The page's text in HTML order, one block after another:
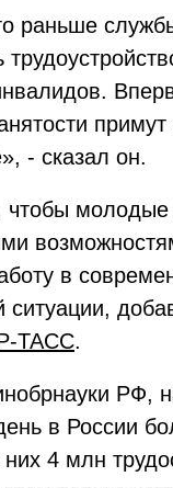
раньше
примут
- сказал он.
чтобы молодые
в
ситуации,
ТАСС.
РФ,
в России
4 млн